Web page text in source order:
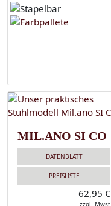
MIL.ANO SI CO
DATENBLATT
PREISLISTE
62,95 €
zzgl. Mwst